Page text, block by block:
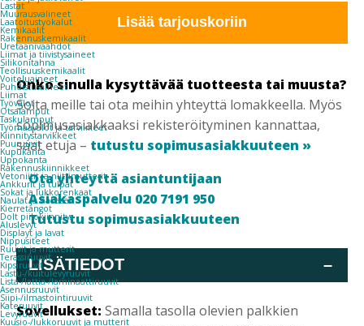
Lastat
Muurausvälineet
Laatoitustyökalut
Kemikaalit
Rakennuskemikaalit
Uretaanivaahdot
Liimat ja tiivistysaineet
Silikonitahna
Teollisuuskemikaalit
Voiteluaineet
Puhdistusaineet
Liimat
Työvalot
Otsalamput
Taskulamput
Työmaavalot ja tarvikkeet
Kiinnitys­tarvikkeet
Puuruuvit
Kupukanta
Uppokanta
Rakennuskiinnikkeet
Vetoniitit ja niittimutterit
Ankkurit ja tulpat
Sokat ja lukkorenkaat
Naulat ja hakaset
Kierretangot
Dolt piilokiinnitys
Aluslevyt
Displayt ja lavat
Nippusiteet
Ruuvit ja mutterit
Terassiruuvit
Kipsiruuvit
Lastu-/kuitulevyruuvit
Lista-/lattia-/laminaattiruuvit
Asennusruuvit
Siipi-/ilmastointiruuvit
Kateruuvit
Levyruuvit
Kuusio-/lukkoruuvit ja mutterit
PASLODE
määrä Lisää tarjouskoriin
Onko sinulla kysyttävää tuotteesta tai muusta?
Soita meille tai ota meihin yhteyttä lomakkeella. Myös
sopimusasiakkaaksi rekisteröityminen kannattaa,
saat etuja – tutustu sopimusasiakkuuteen »
Ota yhteyttä asiantuntijaan
Asiakaspalvelu 020 7191 950
Tutustu sopimusasiakkuuteen
LISÄTIEDOT –
Sovellukset: Samalla tasolla olevien palkkien